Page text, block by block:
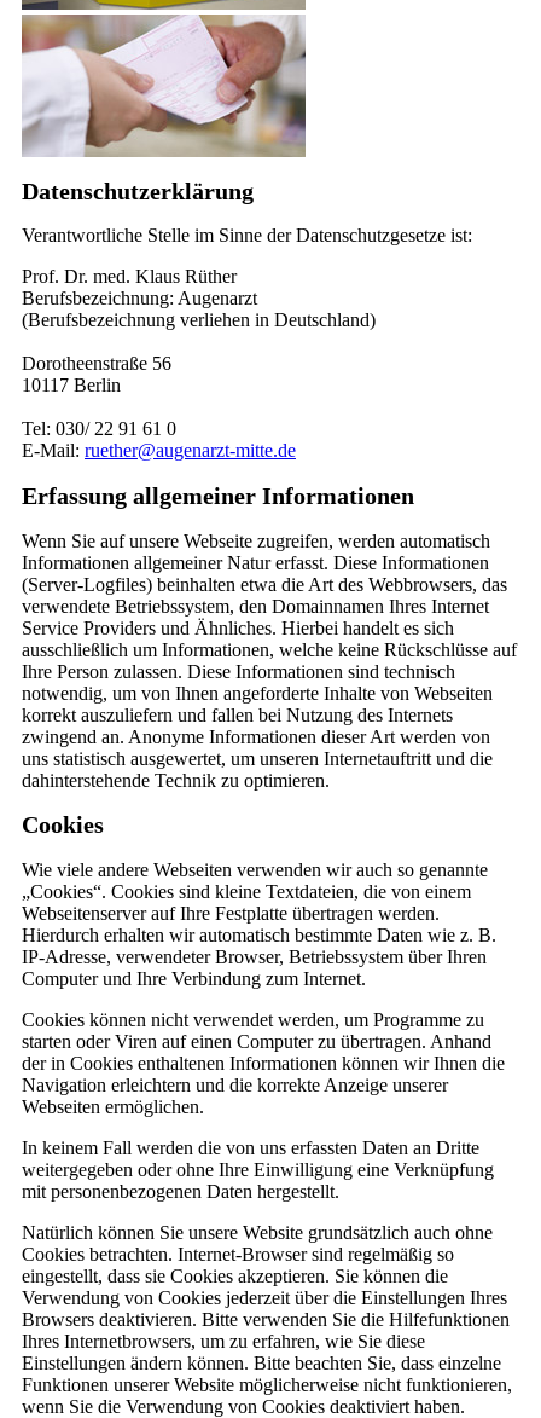
Datenschutzerklärung
Verantwortliche Stelle im Sinne der Datenschutzgesetze ist:
Prof. Dr. med. Klaus Rüther
Berufsbezeichnung: Augenarzt
(Berufsbezeichnung verliehen in Deutschland)
Dorotheenstraße 56
10117 Berlin
Tel: 030/ 22 91 61 0
E-Mail: ruether@augenarzt-mitte.de
Erfassung allgemeiner Informationen
Wenn Sie auf unsere Webseite zugreifen, werden automatisch
Informationen allgemeiner Natur erfasst. Diese Informationen
(Server-Logfiles) beinhalten etwa die Art des Webbrowsers, das
verwendete Betriebssystem, den Domainnamen Ihres Internet
Service Providers und Ähnliches. Hierbei handelt es sich
ausschließlich um Informationen, welche keine Rückschlüsse auf
Ihre Person zulassen. Diese Informationen sind technisch
notwendig, um von Ihnen angeforderte Inhalte von Webseiten
korrekt auszuliefern und fallen bei Nutzung des Internets
zwingend an. Anonyme Informationen dieser Art werden von
uns statistisch ausgewertet, um unseren Internetauftritt und die
dahinterstehende Technik zu optimieren.
Cookies
Wie viele andere Webseiten verwenden wir auch so genannte
„Cookies“. Cookies sind kleine Textdateien, die von einem
Webseitenserver auf Ihre Festplatte übertragen werden.
Hierdurch erhalten wir automatisch bestimmte Daten wie z. B.
IP-Adresse, verwendeter Browser, Betriebssystem über Ihren
Computer und Ihre Verbindung zum Internet.
Cookies können nicht verwendet werden, um Programme zu
starten oder Viren auf einen Computer zu übertragen. Anhand
der in Cookies enthaltenen Informationen können wir Ihnen die
Navigation erleichtern und die korrekte Anzeige unserer
Webseiten ermöglichen.
In keinem Fall werden die von uns erfassten Daten an Dritte
weitergegeben oder ohne Ihre Einwilligung eine Verknüpfung
mit personenbezogenen Daten hergestellt.
Natürlich können Sie unsere Website grundsätzlich auch ohne
Cookies betrachten. Internet-Browser sind regelmäßig so
eingestellt, dass sie Cookies akzeptieren. Sie können die
Verwendung von Cookies jederzeit über die Einstellungen Ihres
Browsers deaktivieren. Bitte verwenden Sie die Hilfefunktionen
Ihres Internetbrowsers, um zu erfahren, wie Sie diese
Einstellungen ändern können. Bitte beachten Sie, dass einzelne
Funktionen unserer Website möglicherweise nicht funktionieren,
wenn Sie die Verwendung von Cookies deaktiviert haben.